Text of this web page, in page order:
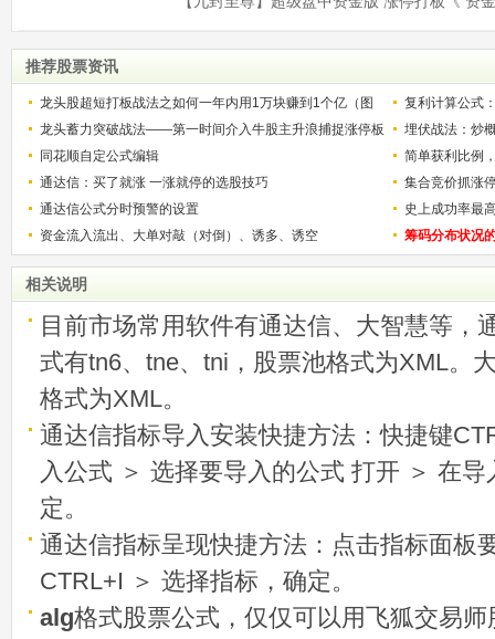
推荐股票资讯
龙头股超短打板战法之如何一年内用1万块赚到1个亿（图
解）
复利计算公式
少？
龙头蓄力突破战法——第一时间介入牛股主升浪捕捉涨停板
的技巧（图解）
埋伏战法：炒
同花顺自定公式编辑
简单获利比例
用
通达信：买了就涨 一涨就停的选股技巧
集合竞价抓涨
通达信公式分时预警的设置
史上成功率最
称选股法宝！
资金流入流出、大单对敲（对倒）、诱多、诱空 筹码分布状况
相关说明
目前市场常用软件有通达信、大智慧等，
式有tn6、tne、tni，股票池格式为XML。
格式为XML。
通达信指标导入安装快捷方法：快捷键
入公式 ＞ 选择要导入的公式 打开 ＞ 在
定。
通达信指标呈现快捷方法：点击指标面板
CTRL+I ＞ 选择指标，确定。
alg格式股票公式，仅仅可以用飞狐交易